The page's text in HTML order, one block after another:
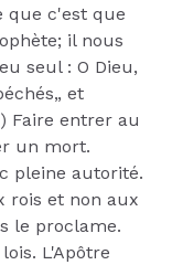
que c'est que
il nous
seul : O Dieu,
et
Faire entrer au
un mort.
pleine autorité.
rois et non aux
le proclame.
L'Apôtre